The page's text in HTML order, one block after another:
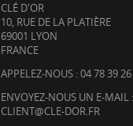
CLÉ D'OR
10, RUE DE LA PLATIÈRE
69001 LYON
FRANCE
APPELEZ-NOUS : 04 78 39
ENVOYEZ-NOUS UN E-MAIL
CLIENT@CLE-DOR.FR